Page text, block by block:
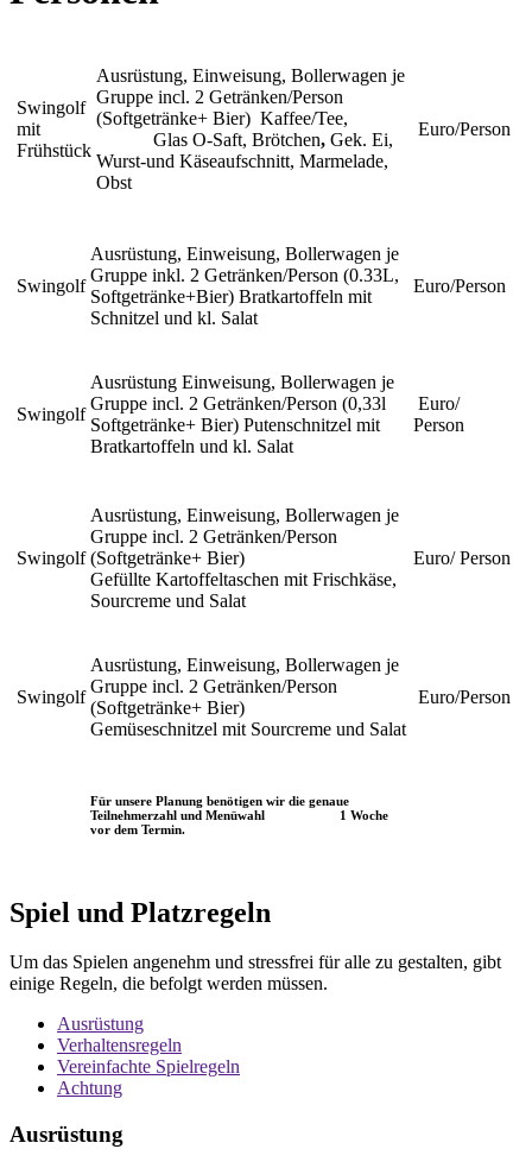
Swingolf
mit
Frühstück
Ausrüstung, Einweisung, Bollerwagen je
Gruppe incl. 2 Getränken/Person
(Softgetränke+ Bier) Kaffee/Tee,
Glas O-Saft, Brötchen, Gek. Ei,
Wurst-und Käseaufschnitt, Marmelade,
Obst
Euro/Person
Swingolf
Ausrüstung, Einweisung, Bollerwagen je
Gruppe inkl. 2 Getränken/Person (0.33L,
Softgetränke+Bier) Bratkartoffeln mit
Schnitzel und kl. Salat
Euro/Person
Swingolf
Ausrüstung Einweisung, Bollerwagen je
Gruppe incl. 2 Getränken/Person (0,33l
Softgetränke+ Bier) Putenschnitzel mit
Bratkartoffeln und kl. Salat
Euro/
Person
Swingolf
Ausrüstung, Einweisung, Bollerwagen je
Gruppe incl. 2 Getränken/Person
(Softgetränke+ Bier)
Gefüllte Kartoffeltaschen mit Frischkäse,
Sourcreme und Salat
Euro/ Person
Swingolf
Ausrüstung, Einweisung, Bollerwagen je
Gruppe incl. 2 Getränken/Person
(Softgetränke+ Bier)
Gemüseschnitzel mit Sourcreme und Salat
Euro/Person
Für unsere Planung benötigen wir die genaue
Teilnehmerzahl und Menüwahl 1 Woche
vor dem Termin.
Spiel und Platzregeln
Um das Spielen angenehm und stressfrei für alle zu gestalten, gibt
einige Regeln, die befolgt werden müssen.
Ausrüstung
Verhaltensregeln
Vereinfachte Spielregeln
Achtung
Ausrüstung